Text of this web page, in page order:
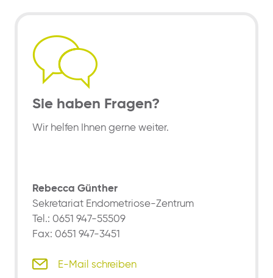
Sie haben Fragen?
Wir helfen Ihnen gerne weiter.
Rebecca Günther
Sekretariat Endometriose-Zentrum
Tel.: 0651 947-55509
Fax: 0651 947-3451
E-Mail schreiben